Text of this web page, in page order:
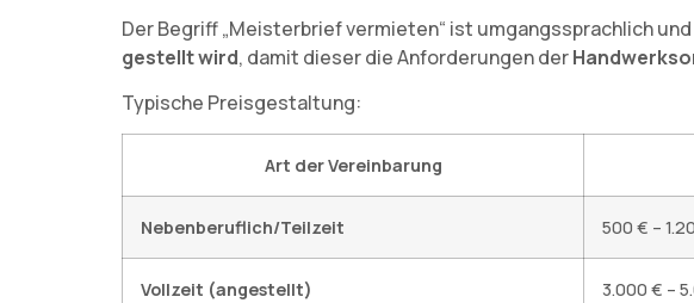
Der Begriff „Meisterbrief vermieten“ ist umgangssprachlich
gestellt wird, damit dieser die Anforderungen der
Typische Preisgestaltung:
Art der Vereinbarung
Nebenberuflich/Teilzeit 500 € –
Vollzeit (angestellt) 3.000 € –